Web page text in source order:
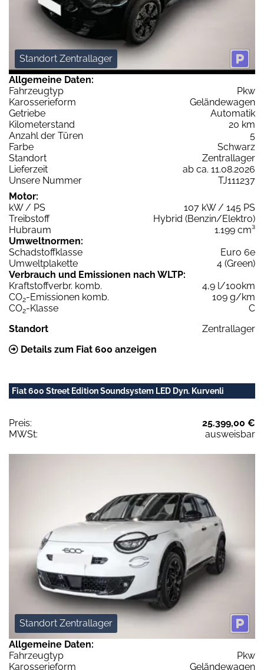
Standort Zentrallager
Allgemeine Daten:
Fahrzeugtyp
Pkw
Karosserieform
Geländewagen
Getriebe
Automatik
Kilometerstand
20 km
Anzahl der Türen
5
Farbe
Schwarz
Standort
Zentrallager
Lieferzeit
ab ca. 11.08.2026
Unsere Nummer
TJ111237
Motor:
kW / PS
107 kW / 145 PS
Treibstoff
Hybrid (Benzin/Elektro)
Hubraum
1.199 cm³
Umweltnormen:
Schadstoffklasse
Euro 6e
Umweltplakette
4 (Green)
Verbrauch und Emissionen nach WLTP:
Kraftstoffverbr. komb.
4,9 l/100km
CO2-Emissionen komb.
109 g/km
CO2-Klasse
C
Standort
Zentrallager
Details zum Fiat 600 anzeigen
Fiat 600 Street Edition Soundsystem LED Dyn. Kurvenli
Preis:
25.399,00 €
MWSt:
ausweisbar
Standort Zentrallager
Allgemeine Daten:
Fahrzeugtyp
Pkw
Karosserieform
Geländewagen